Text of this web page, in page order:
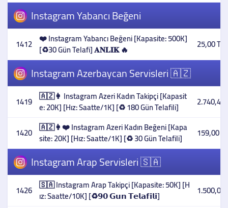
Instagram Yabancı Beğeni
1412 ❤️ Instagram Yabancı Beğeni [Kapasite: 500K]
[♻️30 Gün Telafi] 𝐀𝐍𝐋𝐈𝐊 🔥 25,00 TL
Instagram Azerbaycan Servisleri 🇦🇿
1419 🇦🇿👩 Instagram Azeri Kadın Takipçi [Kapasit
e: 20K] [Hız: Saatte/1K] [♻️ 180 Gün Telafili] 2.740,45
1420 🇦🇿👩❤️ Instagram Azeri Kadın Beğeni [Kapa
site: 20K] [Hız: Saatte/1K] [♻️ 30 Gün Telafili] 159,00 TL
Instagram Arap Servisleri 🇸🇦
1426 🇸🇦 Instagram Arap Takipçi [Kapasite: 50K] [H
ız: Saatte/10K] [♻️𝟵𝟬 𝗚𝘂𝗻 𝗧𝗲𝗹𝗮𝗳𝗶𝗹𝗶] 1.500,00